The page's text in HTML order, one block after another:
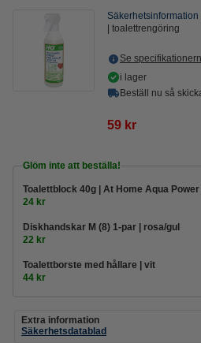
Säkerhetsinformation
toalettrengöring
Se
i lager
Beställ nu så
59 kr
Glöm inte att beställa!
Toalettblock 40g | At Home Aqua Power
24 kr
Diskhandskar M (8) 1-par | rosa/gul
22 kr
Toalettborste med hållare | vit
44 kr
Extra information
Säkerhetsdatablad